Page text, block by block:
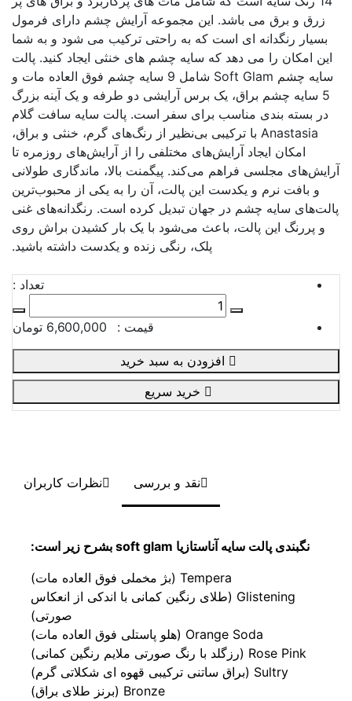
زرق و برق می باشد. این مجموعه آرایش چشم دارای فرمول
بسیار رنگدانه ای است که به راحتی ترکیب می شود و به شما
این امکان را می دهد که سایه چشم های خنثی ایجاد کنید. پالت
سایه چشم Soft Glam شامل 9 سایه چشم فوق العاده مات و
5 سایه چشم براق، یک برس آرایشی دو طرفه و یک آینه بزرگ
در بسته بندی مناسب برای سفر است. پالت سایه سافت گلام
Anastasia با ترکیبی بی‌نظیر از رنگ‌های گرم، خنثی و براق،
امکان ایجاد آرایش‌های مختلفی را از آرایش‌های روزمره تا
آرایش‌های مجلسی فراهم می‌کند. پیگمنت بالا، ماندگاری طولانی
و بافت نرم و یکدست این پالت، آن را به یکی از محبوب‌ترین
پالت‌های سایه چشم در جهان تبدیل کرده است. رنگدانه‌های غنی
و پررنگ این پالت، باعث می‌شود با یک بار کشیدن براش روی
پلک، رنگی زنده و یکدست داشته باشید.
تعداد :
قیمت : 6,600,000 تومان
نقد و بررسی نظرات کاربران
نگبندی پالت سایه آناستازیا soft glam بشرح زیر است:
Tempera (بژ مخملی فوق العاده مات)
Glistening (طلای رنگین کمانی با اندکی از انعکاس
صورتی)
Orange Soda (هلو پاستلی فوق العاده مات)
Rose Pink (رزگلد با رنگ صورتی ملایم رنگین کمانی)
Sultry (براق ساتنی ترکیبی قهوه ای شکلاتی گرم)
Bronze (برنز طلای براق)